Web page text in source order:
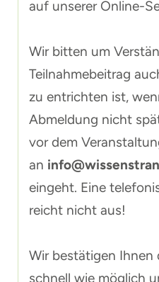
auf unserer Online-
Wir bitten um
Teilnahmebeitrag
zu entrichten ist,
Abmeldung nicht
vor dem
an
eingeht. Eine
reicht nicht aus!
Wir bestätigen Ihnen
schnell wie möglich